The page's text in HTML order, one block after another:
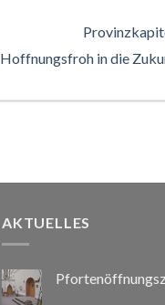
Hoffnungsfroh in die
AKTUELLES